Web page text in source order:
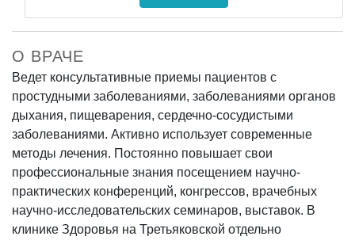
О ВРАЧЕ
Ведет консультативные приемы пациентов с
простудными заболеваниями, заболеваниями органов
дыхания, пищеварения, сердечно-сосудистыми
заболеваниями. Активно использует современные
методы лечения. Постоянно повышает свои
профессиональные знания посещением научно-
практических конференций, конгрессов, врачебных
научно-исследовательских семинаров, выставок. В
клинике Здоровья на Третьяковской отдельно